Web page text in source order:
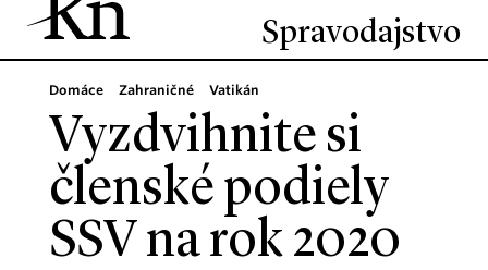
Spravodajstvo
Domáce Zahraničné Vatikán
Vyzdvihnite si
členské podiely
SSV na rok 2020